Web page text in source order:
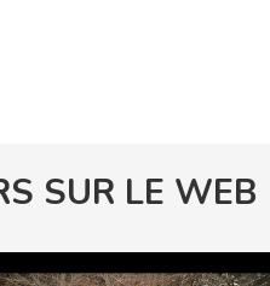
SUR LE WEB